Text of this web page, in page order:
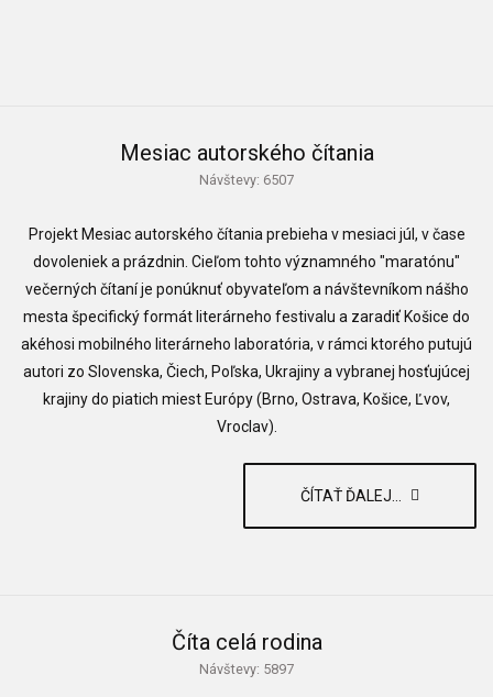
Mesiac autorského čítania
Návštevy: 6507
Projekt Mesiac autorského čítania prebieha v mesiaci júl, v čase
dovoleniek a prázdnin. Cieľom tohto významného "maratónu"
večerných čítaní je ponúknuť obyvateľom a návštevníkom nášho
mesta špecifický formát literárneho festivalu a zaradiť Košice do
akéhosi mobilného literárneho laboratória, v rámci ktorého putujú
autori zo Slovenska, Čiech, Poľska, Ukrajiny a vybranej hosťujúcej
krajiny do piatich miest Európy (Brno, Ostrava, Košice, Ľvov,
Vroclav).
ČÍTAŤ ĎALEJ...
Číta celá rodina
Návštevy: 5897